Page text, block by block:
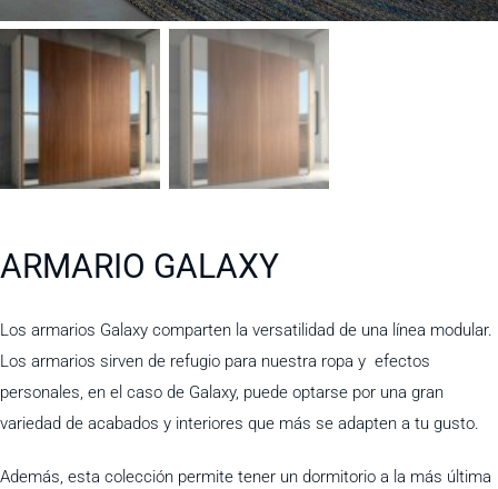
ARMARIO GALAXY
Los armarios Galaxy comparten la versatilidad de una línea modular.
Los armarios sirven de refugio para nuestra ropa y efectos
personales, en el caso de Galaxy, puede optarse por una gran
variedad de acabados y interiores que más se adapten a tu gusto.
Además, esta colección permite tener un dormitorio a la más última